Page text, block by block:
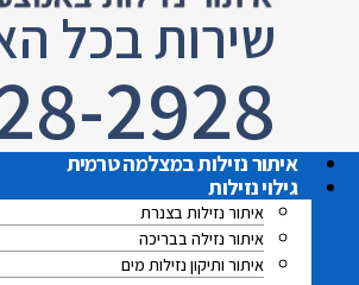
שירות בכל
2928
איתור נזילות במצלמה טרמית
גילוי נזילות
איתור נזילות בצנרת
איתור נזילה בבריכה
איתור ותיקון נזילות מים